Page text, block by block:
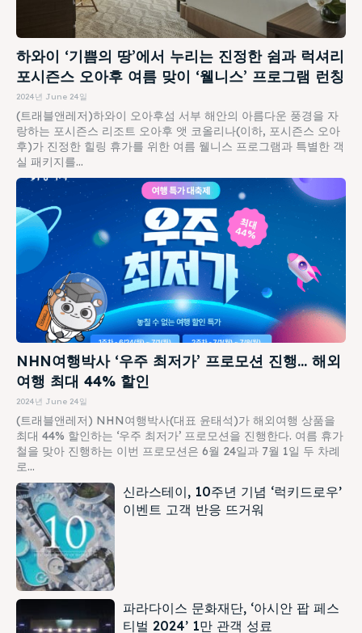
하와이 ‘기쁨의 땅’에서 누리는 진정한 쉼과 럭셔리
포시즌스 오아후 여름 맞이 ‘웰니스’ 프로그램 런칭
2024년 June 24일
(트래블앤레저)하와이 오아후섬 서부 해안의 아름다운 풍경을 자
랑하는 포시즌스 리조트 오아후 앳 코올리나(이하, 포시즌스 오아
후)가 진정한 힐링 휴가를 위한 여름 웰니스 프로그램과 특별한 객
실 패키지를...
NHN여행박사 ‘우주 최저가’ 프로모션 진행… 해외
여행 최대 44% 할인
2024년 June 24일
(트래블앤레저) NHN여행박사(대표 윤태석)가 해외여행 상품을
최대 44% 할인하는 ‘우주 최저가’ 프로모션을 진행한다. 여름 휴가
철을 맞아 진행하는 이번 프로모션은 6월 24일과 7월 1일 두 차례
로...
신라스테이, 10주년 기념 ‘럭키드로우’
이벤트 고객 반응 뜨거워
파라다이스 문화재단, ‘아시안 팝 페스
티벌 2024’ 1만 관객 성료